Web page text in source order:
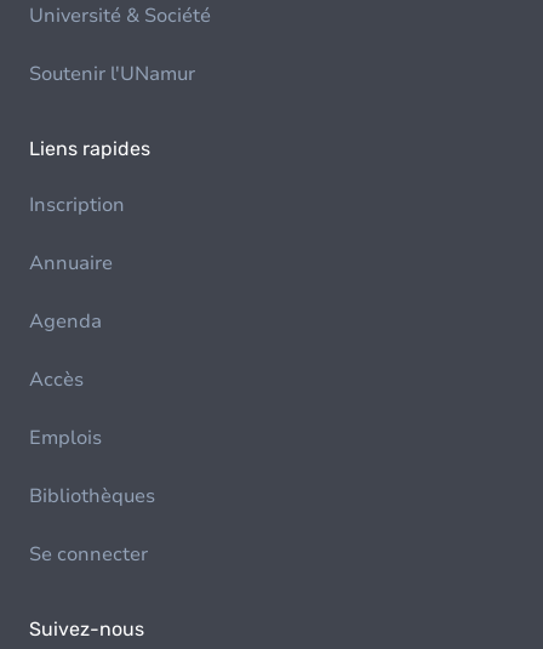
Université & Société
Soutenir l'UNamur
Liens rapides
Inscription
Annuaire
Agenda
Accès
Emplois
Bibliothèques
Se connecter
Suivez-nous